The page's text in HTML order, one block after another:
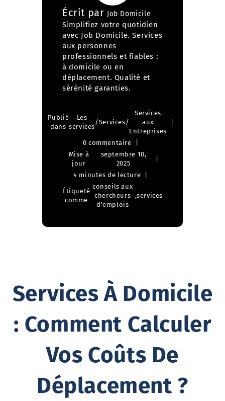
Écrit par Job Domicile
Simplifiez votre quotidien
avec Job Domicile. Services
aux personnes
professionnels et fiables :
à domicile ou en
déplacement. Qualité et
sérénité garanties.
Publié
dans
Les
services
/Services/
Services
aux
Entreprises
0 commentaire
Mise à
jour
septembre 10,
2025
4 minutes de lecture
Étiqueté
comme
conseils aux
chercheurs
d'emplois
,services
Services À Domicile
: Comment Calculer
Vos Coûts De
Déplacement ?